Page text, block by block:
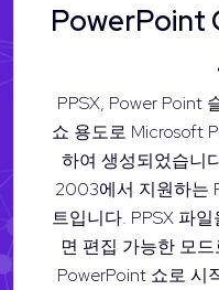
PowerPoint
PPSX, Power Point
쇼 용도로 Microsoft
하여 생성되었습니
2003에서 지원하는
트입니다. PPSX 파
면 편집 가능한 모
PowerPoint 쇼로 시